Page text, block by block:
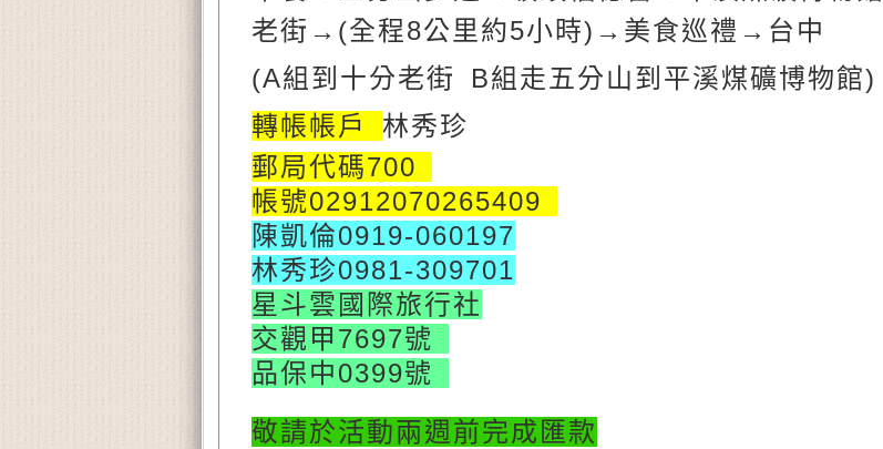
老街 →(全程8公里約5小時) →美食巡禮 → 台中
(A組到十分老街 B組走五分山到平溪煤礦博物館)
轉帳帳戶 林秀珍
郵局代碼700
帳號02912070265409
陳凱倫0919-060197
林秀珍0981-309701
星斗雲國際旅行社
交觀甲7697號
品保中0399號
敬請於活動兩週前完成匯款